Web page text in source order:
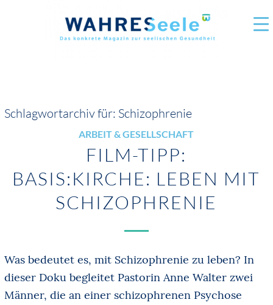
Schlagwortarchiv für: Schizophrenie
ARBEIT & GESELLSCHAFT
FILM-TIPP:
BASIS:KIRCHE: LEBEN MIT
SCHIZOPHRENIE
Was bedeutet es, mit Schizophrenie zu leben? In
dieser Doku begleitet Pastorin Anne Walter zwei
Männer, die an einer schizophrenen Psychose